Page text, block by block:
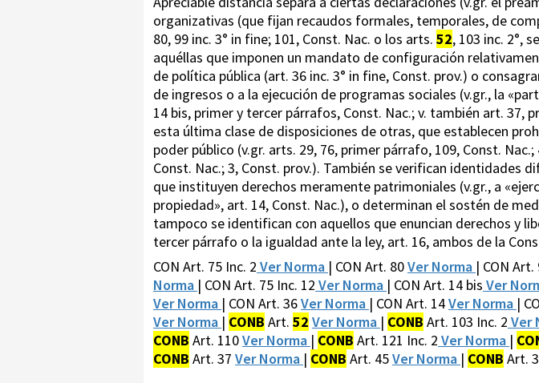
organizativas (que fijan recaudos formales, temporales, de
80, 99 inc. 3° in fine; 101, Const. Nac. o los arts. 52, 103 inc. 2°,
aquéllas que imponen un mandato de configuración
de política pública (art. 36 inc. 3° in fine, Const. prov.) o
de ingresos o a la ejecución de programas sociales (v.gr., la
14 bis, primer y tercer párrafos, Const. Nac.; v. también art. 37,
esta última clase de disposiciones de otras, que establecen
poder público (v.gr. arts. 29, 76, primer párrafo, 109, Const.
Const. Nac.; 3, Const. prov.). También se verifican identidades
que instituyen derechos meramente patrimoniales (v.gr., a
propiedad», art. 14, Const. Nac.), o determinan el sostén de
tampoco se identifican con aquellos que enuncian derechos y
tercer párrafo o la igualdad ante la ley, art. 16, ambos de la
CON Art. 75 Inc. 2 Ver Norma | CON Art. 80Ver Norma | CON Art.
Norma | CON Art. 75 Inc. 12 Ver Norma | CON Art. 14 bis Ver
Ver Norma | CON Art. 36Ver Norma | CON Art. 14Ver Norma |
Ver Norma | CONB Art. 52 Ver Norma | CONB Art. 103 Inc. 2 Ver
CONB Art. 110Ver Norma | CONB Art. 121 Inc. 2 Ver Norma |
CONB Art. 37 Ver Norma | CONB Art. 45Ver Norma | CONB Art. 3